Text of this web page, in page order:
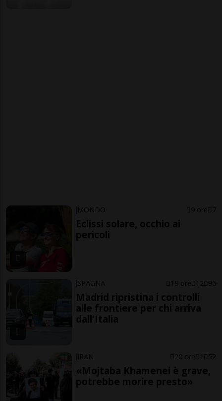
MONDO 9 ore 7
Eclissi solare, occhio ai
pericoli
SPAGNA 19 ore 12 96
Madrid ripristina i controlli
alle frontiere per chi arriva
dall'Italia
IRAN 20 ore 1 52
«Mojtaba Khamenei è grave,
potrebbe morire presto»